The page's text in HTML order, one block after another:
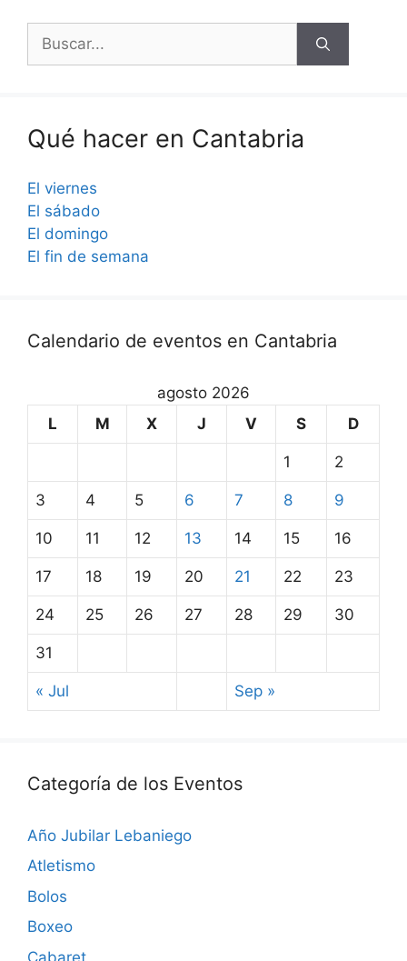
Buscar:
Qué hacer en Cantabria
El viernes
El sábado
El domingo
El fin de semana
Calendario de eventos en Cantabria
agosto 2026
L
M X J V S D
1 2
3 4 5 6 7 8 9
10 11 12 13 14 15 16
17 18 19 20 21 22 23
24 25 26 27 28 29 30
31
« Jul Sep »
Categoría de los Eventos
Año Jubilar Lebaniego
Atletismo
Bolos
Boxeo
Cabaret